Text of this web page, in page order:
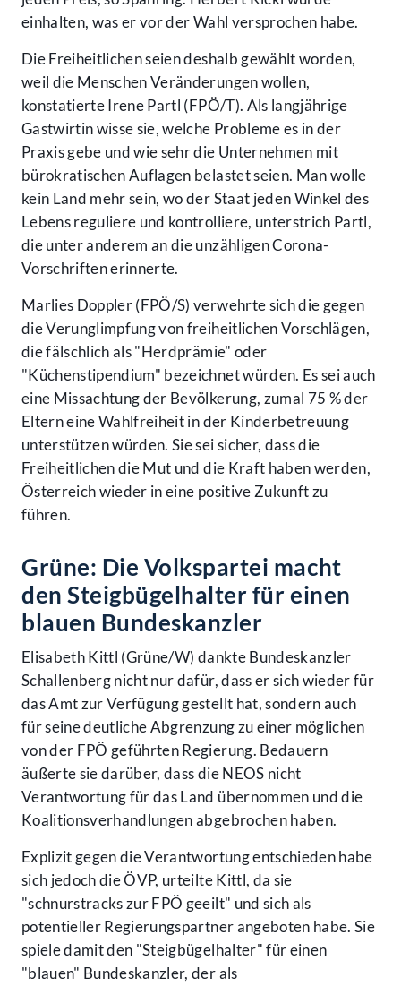
einhalten, was er vor der Wahl versprochen habe.
Die Freiheitlichen seien deshalb gewählt worden,
weil die Menschen Veränderungen wollen,
konstatierte Irene Partl (FPÖ/T). Als langjährige
Gastwirtin wisse sie, welche Probleme es in der
Praxis gebe und wie sehr die Unternehmen mit
bürokratischen Auflagen belastet seien. Man wolle
kein Land mehr sein, wo der Staat jeden Winkel des
Lebens reguliere und kontrolliere, unterstrich Partl,
die unter anderem an die unzähligen Corona-
Vorschriften erinnerte.
Marlies Doppler (FPÖ/S) verwehrte sich die gegen
die Verunglimpfung von freiheitlichen Vorschlägen,
die fälschlich als "Herdprämie" oder
"Küchenstipendium" bezeichnet würden. Es sei auch
eine Missachtung der Bevölkerung, zumal 75 % der
Eltern eine Wahlfreiheit in der Kinderbetreuung
unterstützen würden. Sie sei sicher, dass die
Freiheitlichen die Mut und die Kraft haben werden,
Österreich wieder in eine positive Zukunft zu
führen.
Grüne: Die Volkspartei macht
den Steigbügelhalter für einen
blauen Bundeskanzler
Elisabeth Kittl (Grüne/W) dankte Bundeskanzler
Schallenberg nicht nur dafür, dass er sich wieder für
das Amt zur Verfügung gestellt hat, sondern auch
für seine deutliche Abgrenzung zu einer möglichen
von der FPÖ geführten Regierung. Bedauern
äußerte sie darüber, dass die NEOS nicht
Verantwortung für das Land übernommen und die
Koalitionsverhandlungen abgebrochen haben.
Explizit gegen die Verantwortung entschieden habe
sich jedoch die ÖVP, urteilte Kittl, da sie
"schnurstracks zur FPÖ geeilt" und sich als
potentieller Regierungspartner angeboten habe. Sie
spiele damit den "Steigbügelhalter" für einen
"blauen" Bundeskanzler, der als